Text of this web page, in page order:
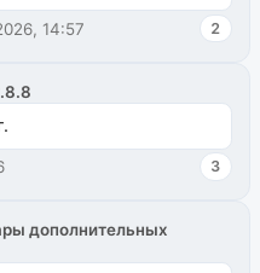
14:57 2
3
дополнительных